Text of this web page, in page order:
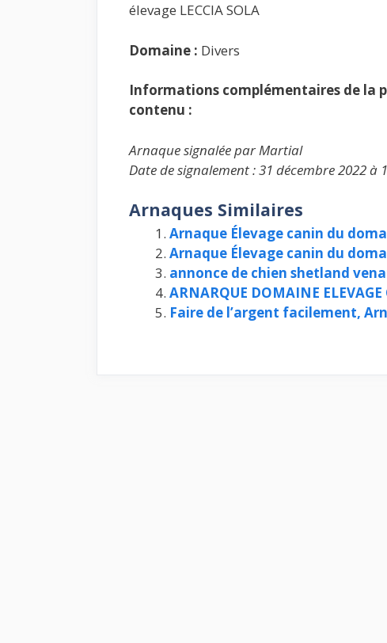
élevage LECCIA SOLA
Domaine : Divers
Informations complémentaires de la
contenu :
Arnaque signalée par Martial
Date de signalement : 31 décembre 2022 à
Arnaques Similaires
Arnaque Élevage canin du
Arnaque Élevage canin du
annonce de chien shetland
ARNARQUE DOMAINE
Faire de l’argent facilement,